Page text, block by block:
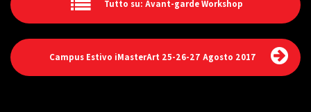
Tutto su: Avant-garde Workshop
Campus Estivo iMasterArt 25-26-27 Agosto 2017